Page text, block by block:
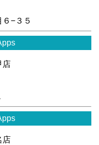
−３５
店
店